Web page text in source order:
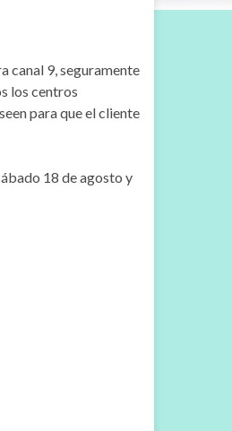
canal 9, seguramente
los centros
para que el cliente
18 de agosto y